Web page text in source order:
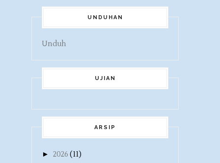
UNDUHAN
Unduh
UJIAN
ARSIP
► 2026 (11)